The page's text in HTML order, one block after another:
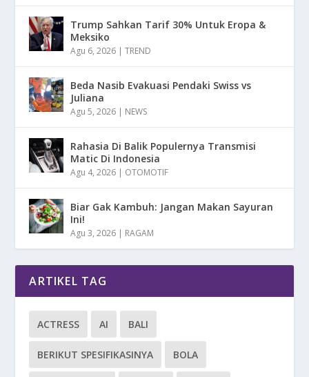
Trump Sahkan Tarif 30% Untuk Eropa &
Meksiko
Agu 6, 2026 |TREND
Beda Nasib Evakuasi Pendaki Swiss vs
Juliana
Agu 5, 2026 | NEWS
Rahasia Di Balik Populernya Transmisi
Matic Di Indonesia
Agu 4, 2026 | OTOMOTIF
Biar Gak Kambuh: Jangan Makan Sayuran
Ini!
Agu 3, 2026 | RAGAM
ARTIKEL TAG
ACTRESS AI BALI
BERIKUT SPESIFIKASINYA BOLA